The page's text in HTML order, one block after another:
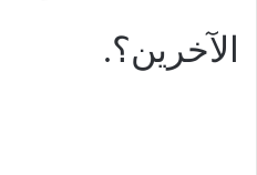
الآخرين؟.